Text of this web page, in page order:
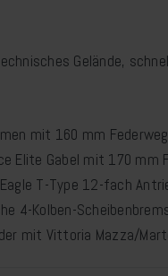
Gelände,
mit 160 mm
Elite Gabel mit 170 mm
Eagle T-Type 12-fach
4-Kolben-
mit Vittoria Mazza/